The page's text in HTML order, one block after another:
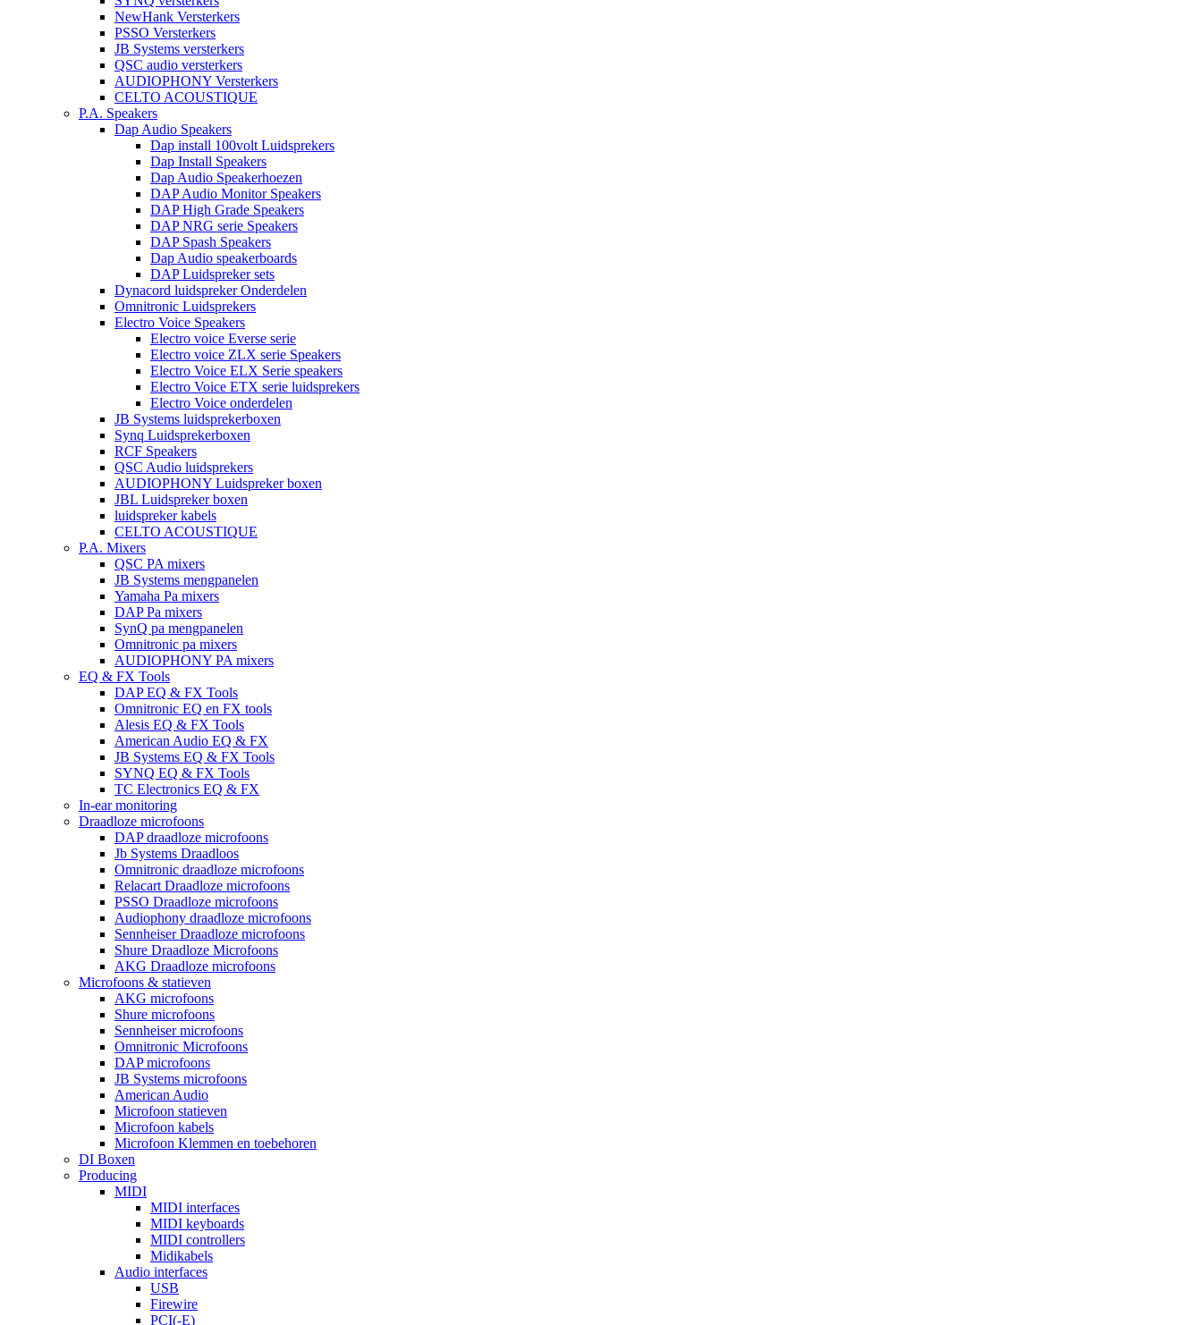
NewHank Versterkers
PSSO Versterkers
JB Systems versterkers
QSC audio versterkers
AUDIOPHONY Versterkers
CELTO ACOUSTIQUE
P.A. Speakers
Dap Audio Speakers
Dap install 100volt Luidsprekers
Dap Install Speakers
Dap Audio Speakerhoezen
DAP Audio Monitor Speakers
DAP High Grade Speakers
DAP NRG serie Speakers
DAP Spash Speakers
Dap Audio speakerboards
DAP Luidspreker sets
Dynacord luidspreker Onderdelen
Omnitronic Luidsprekers
Electro Voice Speakers
Electro voice Everse serie
Electro voice ZLX serie Speakers
Electro Voice ELX Serie speakers
Electro Voice ETX serie luidsprekers
Electro Voice onderdelen
JB Systems luidsprekerboxen
Synq Luidsprekerboxen
RCF Speakers
QSC Audio luidsprekers
AUDIOPHONY Luidspreker boxen
JBL Luidspreker boxen
luidspreker kabels
CELTO ACOUSTIQUE
P.A. Mixers
QSC PA mixers
JB Systems mengpanelen
Yamaha Pa mixers
DAP Pa mixers
SynQ pa mengpanelen
Omnitronic pa mixers
AUDIOPHONY PA mixers
EQ & FX Tools
DAP EQ & FX Tools
Omnitronic EQ en FX tools
Alesis EQ & FX Tools
American Audio EQ & FX
JB Systems EQ & FX Tools
SYNQ EQ & FX Tools
TC Electronics EQ & FX
In-ear monitoring
Draadloze microfoons
DAP draadloze microfoons
Jb Systems Draadloos
Omnitronic draadloze microfoons
Relacart Draadloze microfoons
PSSO Draadloze microfoons
Audiophony draadloze microfoons
Sennheiser Draadloze microfoons
Shure Draadloze Microfoons
AKG Draadloze microfoons
Microfoons & statieven
AKG microfoons
Shure microfoons
Sennheiser microfoons
Omnitronic Microfoons
DAP microfoons
JB Systems microfoons
American Audio
Microfoon statieven
Microfoon kabels
Microfoon Klemmen en toebehoren
DI Boxen
Producing
MIDI
MIDI interfaces
MIDI keyboards
MIDI controllers
Midikabels
Audio interfaces
USB
Firewire
PCI(-E)